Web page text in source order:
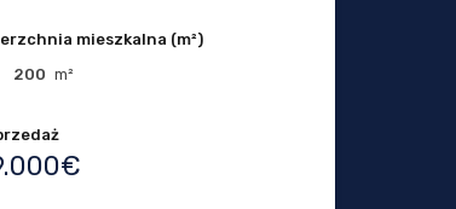
mieszkalna (m²)
200 m²